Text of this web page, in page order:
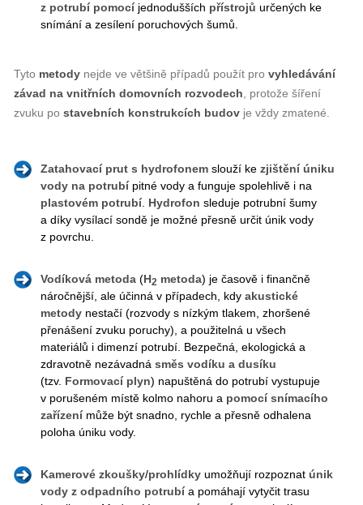
z potrubí pomocíjednodušších přístrojů určených ke
snímání a zesílení poruchových šumů.
Tyto metody nejde ve většině případů použít pro vyhledávání
závad na vnitřních domovních rozvodech , protože šíření
zvuku po stavebních konstrukcích budov je vždy zmatené.
Zatahovací prut s hydrofonem slouží ke zjištění úniku
vody na potrubípitné vody a funguje spolehlivě i na
plastovém potrubí. Hydrofon sleduje potrubní šumy
a díky vysílací sondě je možné přesně určit únik vody
z povrchu.
Vodíková metoda (H2 metoda) je časově i finančně
náročnější, ale účinná v případech, kdy akustické
metody nestačí (rozvody s nízkým tlakem, zhoršené
přenášení zvuku poruchy), a použitelná u všech
materiálů i dimenzí potrubí. Bezpečná, ekologická a
zdravotně nezávadná směs vodíku a dusíku
(tzv. Formovací plyn) napuštěná do potrubí vystupuje
v porušeném místě kolmo nahoru a pomocí snímacího
zařízenímůže být snadno, rychle a přesně odhalena
poloha úniku vody.
Kamerové zkoušky/prohlídky umožňují rozpoznat únik
vody z odpadního potrubía pomáhají vytyčit trasu